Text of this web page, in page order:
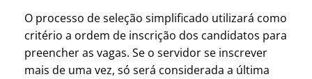
O processo de seleção simplificado utilizará como
critério a ordem de inscrição dos candidatos para
preencher as vagas. Se o servidor se inscrever
mais de uma vez, só será considerada a última